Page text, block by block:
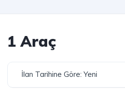
1 Araç
İlan Tarihine Göre: Yeni